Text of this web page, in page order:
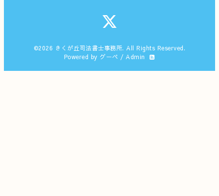
©2026 きくが丘司法書士事務所. All Rights Reserved.
Powered by グーペ / Admin